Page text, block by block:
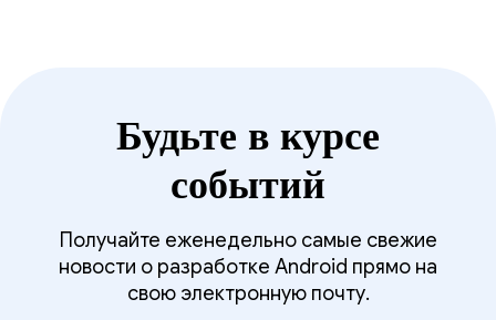
Будьте в курсе
событий
Получайте еженедельно самые свежие
новости о разработке Android прямо на
свою электронную почту.